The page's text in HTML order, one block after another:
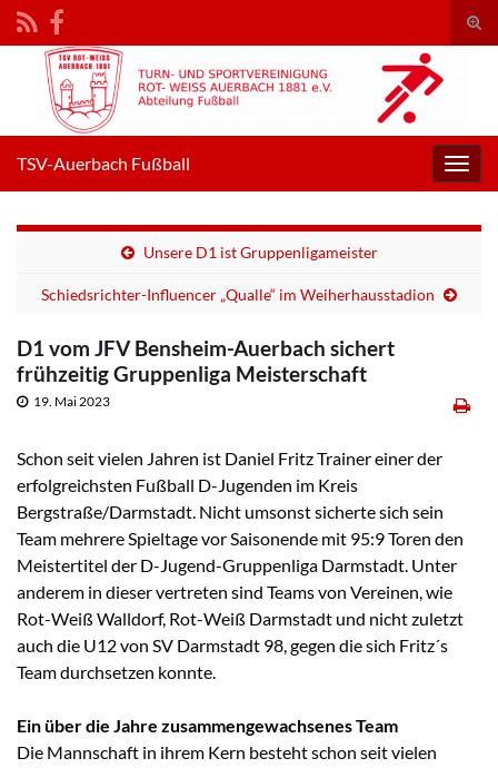
Search for:
TSV-Auerbach Fußball
Unsere D1 ist Gruppenligameister
Schiedsrichter-Influencer „Qualle“ im Weiherhausstadion
D1 vom JFV Bensheim-Auerbach sichert
frühzeitig Gruppenliga Meisterschaft
19. Mai 2023
Schon seit vielen Jahren ist Daniel Fritz Trainer einer der
erfolgreichsten Fußball D-Jugenden im Kreis
Bergstraße/Darmstadt. Nicht umsonst sicherte sich sein
Team mehrere Spieltage vor Saisonende mit 95:9 Toren den
Meistertitel der D-Jugend-Gruppenliga Darmstadt. Unter
anderem in dieser vertreten sind Teams von Vereinen, wie
Rot-Weiß Walldorf, Rot-Weiß Darmstadt und nicht zuletzt
auch die U12 von SV Darmstadt 98, gegen die sich Fritz´s
Team durchsetzen konnte.
Ein über die Jahre zusammengewachsenes Team
Die Mannschaft in ihrem Kern besteht schon seit vielen